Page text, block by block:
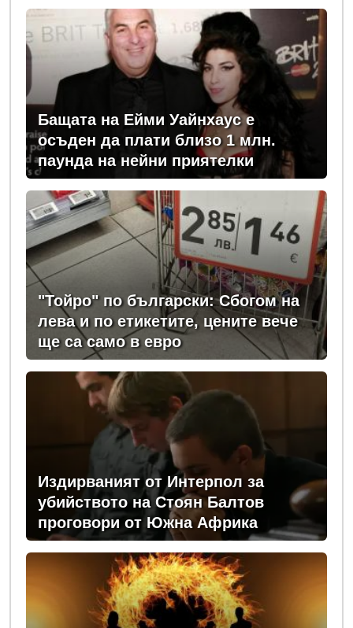
Бащата на Ейми Уайнхаус е
осъден да плати близо 1 млн.
паунда на нейни приятелки
"Тойро" по български: Сбогом на
лева и по етикетите, цените вече
ще са само в евро
Издирваният от Интерпол за
убийството на Стоян Балтов
проговори от Южна Африка